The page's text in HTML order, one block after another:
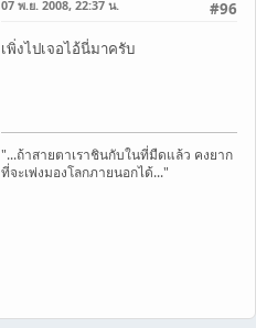
#96
07 พ.ย. 2008, 22:37 น.
เพิ่งไปเจอไอ้นี่มาครับ
"...ถ้าสายตาเราชินกับในที่มืดแล้ว คงยาก
ที่จะเพ่งมองโลกภายนอกได้..."